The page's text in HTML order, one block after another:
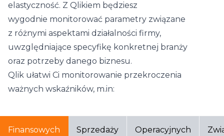
elastyczność. Z Qlikiem będziesz
wygodnie monitorować parametry związane
z różnymi aspektami działalności firmy,
uwzględniające specyfikę konkretnej branży
oraz potrzeby danego biznesu.
Qlik ułatwi Ci monitorowanie przekroczenia
ważnych wskaźników, m.in:
Finansowych Sprzedaży Operacyjnych